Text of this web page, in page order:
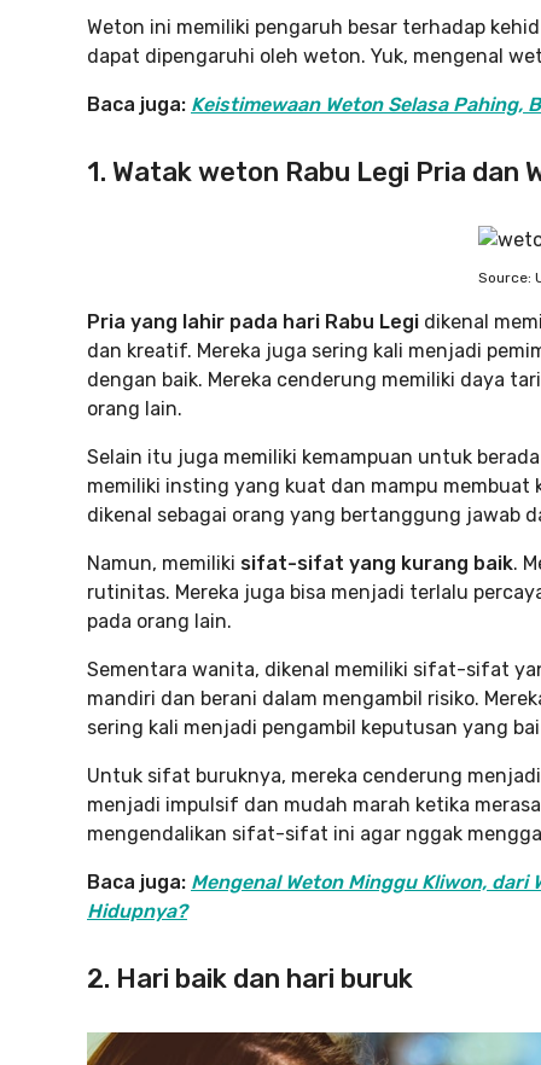
Weton ini memiliki pengaruh besar terhadap
dapat dipengaruhi oleh weton. Yuk, mengenal
Baca juga: Keistimewaan Weton Selasa Pahing,
1. Watak weton Rabu Legi Pria dan
Source:
Pria yang lahir pada hari Rabu Legi dikenal
dan kreatif. Mereka juga sering kali menjadi
dengan baik. Mereka cenderung memiliki daya
orang lain.
Selain itu juga memiliki kemampuan untuk
memiliki insting yang kuat dan mampu
dikenal sebagai orang yang bertanggung jawab
Namun, memiliki sifat-sifat yang kurang baik.
rutinitas. Mereka juga bisa menjadi terlalu
pada orang lain.
Sementara wanita, dikenal memiliki sifat-sifat
mandiri dan berani dalam mengambil risiko.
sering kali menjadi pengambil keputusan yang
Untuk sifat buruknya, mereka cenderung
menjadi impulsif dan mudah marah ketika
mengendalikan sifat-sifat ini agar nggak
Baca juga: Mengenal Weton Minggu Kliwon, dari
Hidupnya?
2. Hari baik dan hari buruk